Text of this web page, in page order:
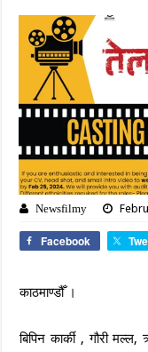
Newsfilmy
Facebook
काठमाण्डौँ ।
बिपिन कार्की , गौरी मल्ल,